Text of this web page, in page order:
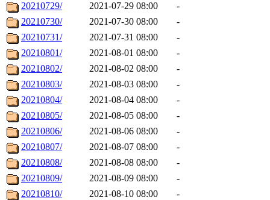
20210729/
2021-07-29 08:00
-
20210730/
2021-07-30 08:00
-
20210731/
2021-07-31 08:00
-
20210801/
2021-08-01 08:00
-
20210802/
2021-08-02 08:00
-
20210803/
2021-08-03 08:00
-
20210804/
2021-08-04 08:00
-
20210805/
2021-08-05 08:00
-
20210806/
2021-08-06 08:00
-
20210807/
2021-08-07 08:00
-
20210808/
2021-08-08 08:00
-
20210809/
2021-08-09 08:00
-
20210810/
2021-08-10 08:00
-